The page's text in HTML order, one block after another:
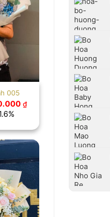
005
₫Giá
380.000 ₫.